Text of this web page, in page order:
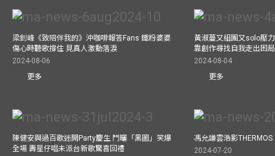
梁釗峰《致陪伴我的》沖咖啡報答Fans 鐵粉婆婆
傷心時聽歌撐住 見真人激動落淚
2024-08-06
更多
黃淑蔓又組團又solo壓
靠創作尋找自我走出困局
2024-08-04
更多
陳健安與過百歌迷開Party慶生 鬥曬「黑圖」笑爆
全場 壽星仔唱未派台新歌驚喜回禮
馮允謙雲浩影
2024-07-20